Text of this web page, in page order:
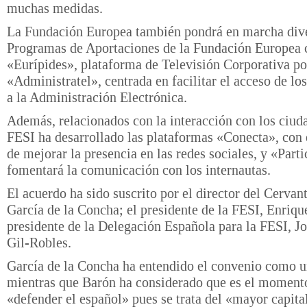
muchas medidas.
La Fundación Europea también pondrá en marcha
Programas de Aportaciones de la Fundación Europea
«Eurípides», plataforma de Televisión Corporativa
«Administratel», centrada en facilitar el acceso de
a la Administración Electrónica.
Además, relacionados con la interacción con los
FESI ha desarrollado las plataformas «Conecta»,
de mejorar la presencia en las redes sociales, y
fomentará la comunicación con los internautas.
El acuerdo ha sido suscrito por el director del
García de la Concha; el presidente de la FESI,
presidente de la Delegación Española para la FESI,
Gil-Robles.
García de la Concha ha entendido el convenio como
mientras que Barón ha considerado que es el
«defender el español» pues se trata del «mayor